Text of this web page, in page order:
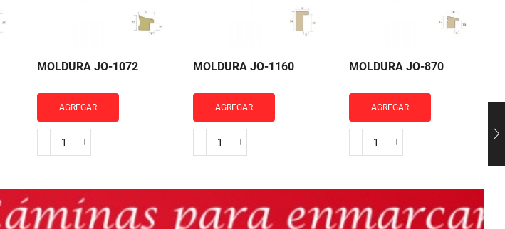
MOLDURA JO-1072
AGREGAR
MOLDURA
cantidad
MOLDURA JO-1160
AGREGAR
MOLDURA
MOLDURA JO-870
AGREGAR
MOLDURA